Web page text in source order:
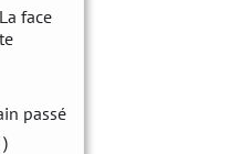
face
passé